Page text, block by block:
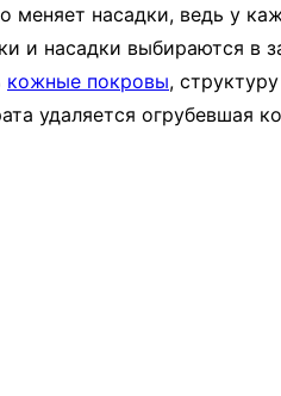
меняет насадки, ведь у
и насадки выбираются в
кожные покровы,
удаляется огрубевшая